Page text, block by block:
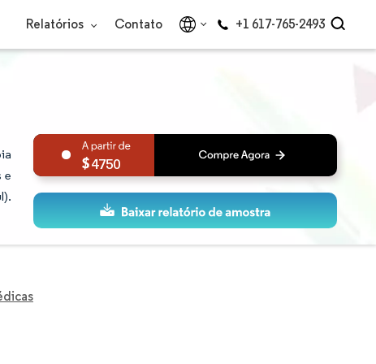
Relatórios Contato +1 617-765-2493
e
4750